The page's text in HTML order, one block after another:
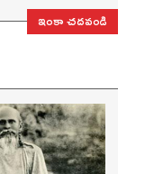
ఇంకా చదవండి